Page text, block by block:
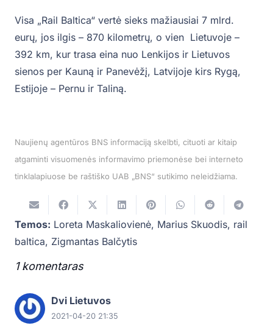
Visa „Rail Baltica“ vertė sieks mažiausiai 7 mlrd.
eurų, jos ilgis – 870 kilometrų, o vien Lietuvoje –
392 km, kur trasa eina nuo Lenkijos ir Lietuvos
sienos per Kauną ir Panevėžį, Latvijoje kirs Rygą,
Estijoje – Pernu ir Taliną.
Naujienų agentūros BNS informaciją skelbti, cituoti ar kitaip
atgaminti visuomenės informavimo priemonėse bei interneto
tinklalapiuose be raštiško UAB „BNS“ sutikimo neleidžiama.
Temos: Loreta Maskaliovienė, Marius Skuodis, rail
baltica, Zigmantas Balčytis
1komentaras
.
Dvi Lietuvos
2021-04-20 21:35